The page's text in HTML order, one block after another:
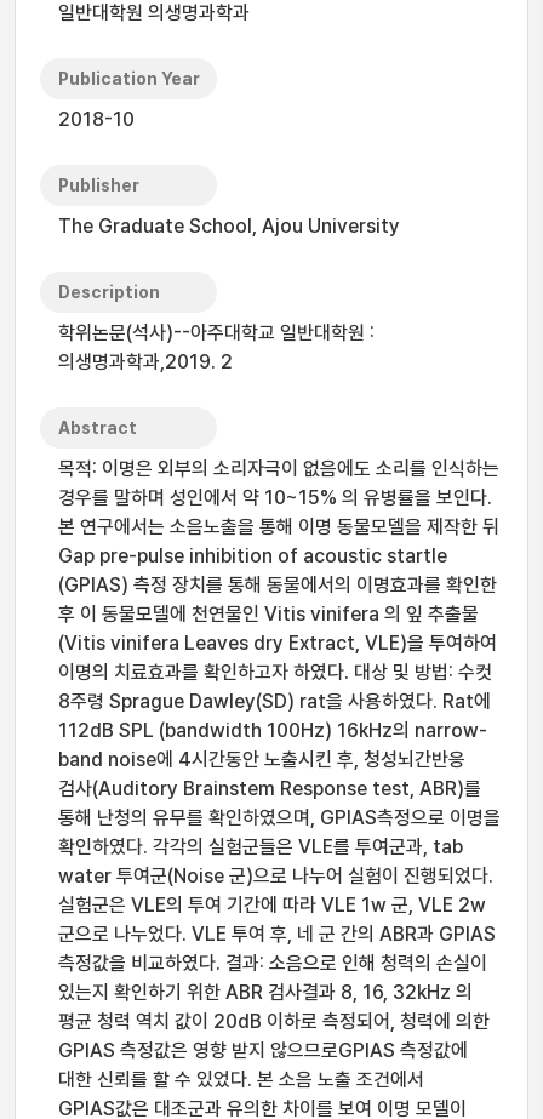
일반대학원 의생명과학과
Publication Year
2018-10
Publisher
The Graduate School, Ajou University
Description
학위논문(석사)--아주대학교 일반대학원 :
의생명과학과,2019. 2
Abstract
목적: 이명은 외부의 소리자극이 없음에도 소리를 인식하는
경우를 말하며 성인에서 약 10~15% 의 유병률을 보인다.
본 연구에서는 소음노출을 통해 이명 동물모델을 제작한 뒤
Gap pre-pulse inhibition of acoustic startle
(GPIAS) 측정 장치를 통해 동물에서의 이명효과를 확인한
후 이 동물모델에 천연물인 Vitis vinifera 의 잎 추출물
(Vitis vinifera Leaves dry Extract, VLE)을 투여하여
이명의 치료효과를 확인하고자 하였다. 대상 및 방법: 수컷
8주령 Sprague Dawley(SD) rat을 사용하였다. Rat에
112dB SPL (bandwidth 100Hz) 16kHz의 narrow-
band noise에 4시간동안 노출시킨 후, 청성뇌간반응
검사(Auditory Brainstem Response test, ABR)를
통해 난청의 유무를 확인하였으며, GPIAS측정으로 이명을
확인하였다. 각각의 실험군들은 VLE를 투여군과, tab
water 투여군(Noise 군)으로 나누어 실험이 진행되었다.
실험군은 VLE의 투여 기간에 따라 VLE 1w 군, VLE 2w
군으로 나누었다. VLE 투여 후, 네 군 간의 ABR과 GPIAS
측정값을 비교하였다. 결과: 소음으로 인해 청력의 손실이
있는지 확인하기 위한 ABR 검사결과 8, 16, 32kHz 의
평균 청력 역치 값이 20dB 이하로 측정되어, 청력에 의한
GPIAS 측정값은 영향 받지 않으므로GPIAS 측정값에
대한 신뢰를 할 수 있었다. 본 소음 노출 조건에서
GPIAS값은 대조군과 유의한 차이를 보여 이명 모델이